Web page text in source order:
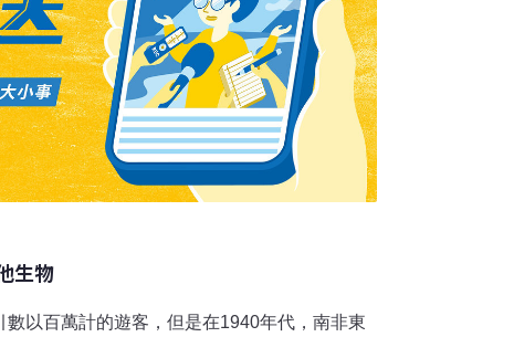
生物
以百萬計的遊客，但是在1940年代，南非東